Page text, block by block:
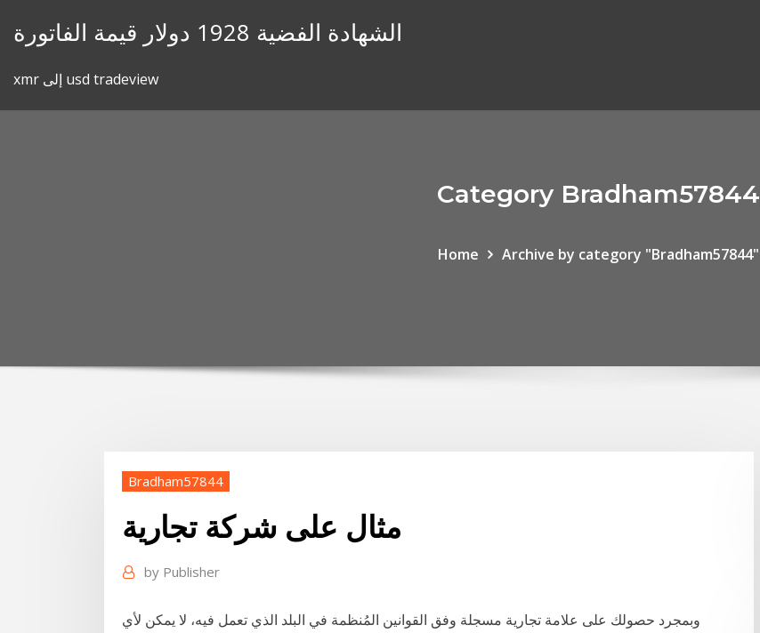
الشهادة الفضية 1928 دولار قيمة الفاتورة
xmr إلى usd tradeview
Category Bradham57844
Home Archive by category "Bradham57844"
Bradham57844
مثال على شركة تجارية
by Publisher
وبمجرد حصولك على علامة تجارية مسجلة وفق القوانين المُنظمة في البلد الذي تعمل فيه، لا يمكن لأي